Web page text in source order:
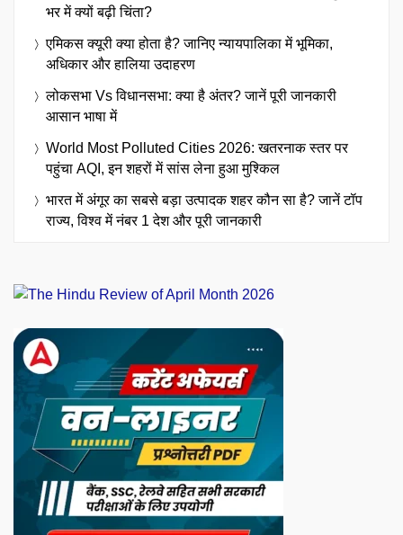
भर में क्यों बढ़ी चिंता?
एमिकस क्यूरी क्या होता है? जानिए न्यायपालिका में भूमिका,
अधिकार और हालिया उदाहरण
लोकसभा Vs विधानसभा: क्या है अंतर? जानें पूरी जानकारी
आसान भाषा में
World Most Polluted Cities 2026: खतरनाक स्तर पर
पहुंचा AQI, इन शहरों में सांस लेना हुआ मुश्किल
भारत में अंगूर का सबसे बड़ा उत्पादक शहर कौन सा है? जानें टॉप
राज्य, विश्व में नंबर 1 देश और पूरी जानकारी